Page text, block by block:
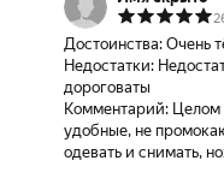
Достоинства: Очень
Недостатки:
дороговаты
Комментарий: Целом
удобные, не
одевать и снимать,